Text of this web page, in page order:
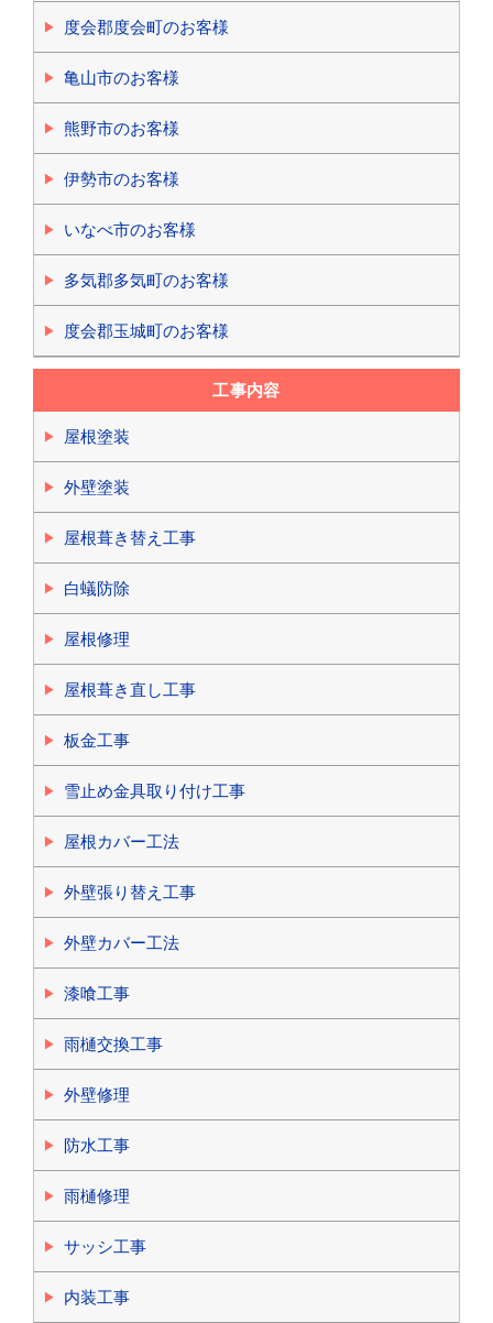
度会郡度会町のお客様
亀山市のお客様
熊野市のお客様
伊勢市のお客様
いなべ市のお客様
多気郡多気町のお客様
度会郡玉城町のお客様
工事内容
屋根塗装
外壁塗装
屋根葺き替え工事
白蟻防除
屋根修理
屋根葺き直し工事
板金工事
雪止め金具取り付け工事
屋根カバー工法
外壁張り替え工事
外壁カバー工法
漆喰工事
雨樋交換工事
外壁修理
防水工事
雨樋修理
サッシ工事
内装工事